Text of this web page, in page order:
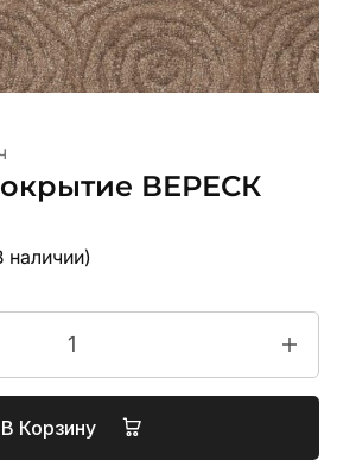
ВЕРЕСК
наличии)
В Корзину